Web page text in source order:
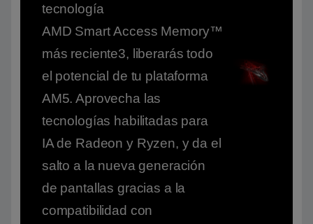
tecnología
AMD Smart Access Memory™
más reciente3, liberarás todo
el potencial de tu plataforma
AM5. Aprovecha las
tecnologías habilitadas para
IA de Radeon y Ryzen, y da el
salto a la nueva generación
de pantallas gracias a la
compatibilidad con